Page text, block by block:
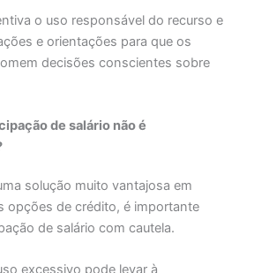
o uso responsável do recurso e
e orientações para que os
decisões conscientes sobre
de salário não é
solução muito vantajosa em
opções de crédito, é importante
de salário com cautela.
excessivo pode levar à